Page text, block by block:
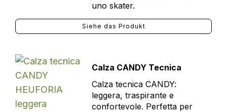
uno skater.
Siehe das Produkt
Calza CANDY Tecnica
Calza tecnica CANDY:
leggera, traspirante e
confortevole. Perfetta per